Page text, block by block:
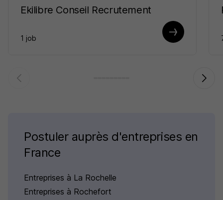
Ekilibre Conseil Recrutement
1 job
Postuler auprès d'entreprises en
France
Entreprises à La Rochelle
Entreprises à Rochefort